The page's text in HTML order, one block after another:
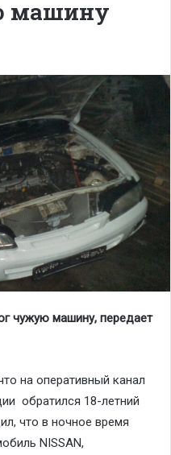
машину
чужую машину, передает
на оперативный канал
обратился 18-летний
что в ночное время
NISSAN,